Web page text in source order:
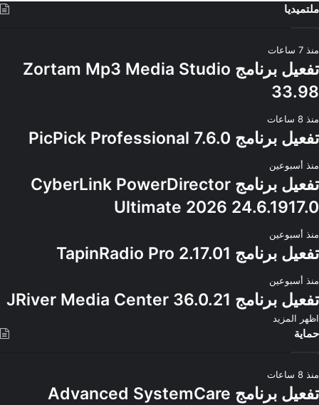
ملتميديا
منذ 7 ساعات
تفعيل برنامج Zortam Mp3 Media Studio
33.98
منذ 8 ساعات
تفعيل برنامج PicPick Professional 7.6.0
منذ أسبوعين
تفعيل برنامج CyberLink PowerDirector
Ultimate 2026 24.6.1917.0
منذ أسبوعين
تفعيل برنامج TapinRadio Pro 2.17.01
منذ أسبوعين
تفعيل برنامج JRiver Media Center 36.0.21
اظهر المزيد
حماية
منذ 8 ساعات
تفعيل برنامج Advanced SystemCare